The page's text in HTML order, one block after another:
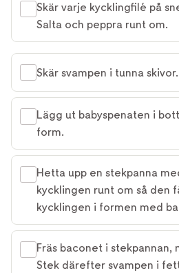
Skär varje kycklingfilé på
Salta och peppra runt om.
Skär svampen i tunna
Lägg ut babyspenaten i
form.
Hetta upp en stekpanna
kycklingen runt om så den
kycklingen i formen med
Fräs baconet i stekpannan,
Stek därefter svampen i